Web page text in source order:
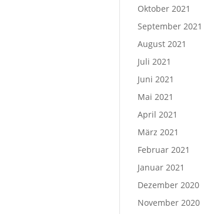
Oktober 2021
September 2021
August 2021
Juli 2021
Juni 2021
Mai 2021
April 2021
März 2021
Februar 2021
Januar 2021
Dezember 2020
November 2020